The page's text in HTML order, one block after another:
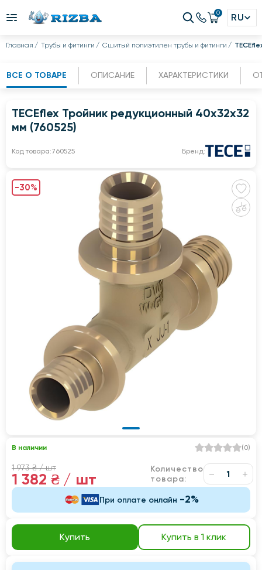
0 RU
Главная Трубы и фитинги Сшитый полиэтилен трубы и фитинги
ВСЕ О ТОВАРЕ ОПИСАНИЕ ХАРАКТЕРИСТИКИ
TECEflex Тройник редукционный 40х32х32
мм (760525)
Код товара:760525 Бренд:
-30%
В наличии (0)
1 973 ₴/ шт
1 382 ₴/ шт
Количество
товара:
При оплате онлайн -2%
Купить Купить в 1 клик